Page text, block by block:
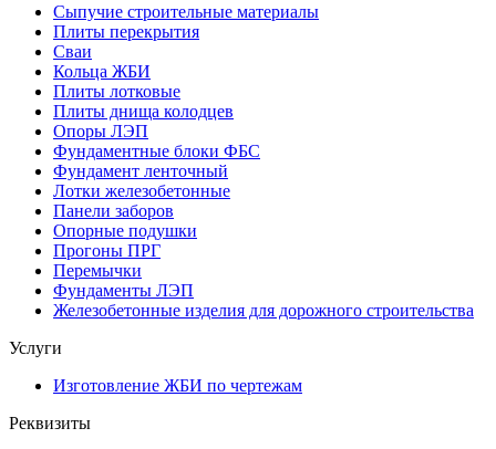
Сыпучие строительные материалы
Плиты перекрытия
Сваи
Кольца ЖБИ
Плиты лотковые
Плиты днища колодцев
Опоры ЛЭП
Фундаментные блоки ФБС
Фундамент ленточный
Лотки железобетонные
Панели заборов
Опорные подушки
Прогоны ПРГ
Перемычки
Фундаменты ЛЭП
Железобетонные изделия для дорожного строительства
Услуги
Изготовление ЖБИ по чертежам
Реквизиты